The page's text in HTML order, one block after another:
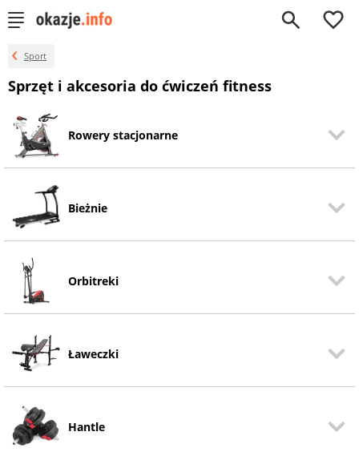
0
Sport
Sprzęt i akcesoria do ćwiczeń fitness
Rowery stacjonarne
Bieżnie
Orbitreki
Ławeczki
Hantle